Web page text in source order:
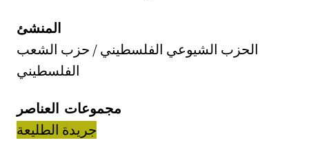
المنشئ
الحزب الشيوعي الفلسطيني / حزب الشعب
الفلسطيني
مجموعات العناصر
جريدة الطليعة